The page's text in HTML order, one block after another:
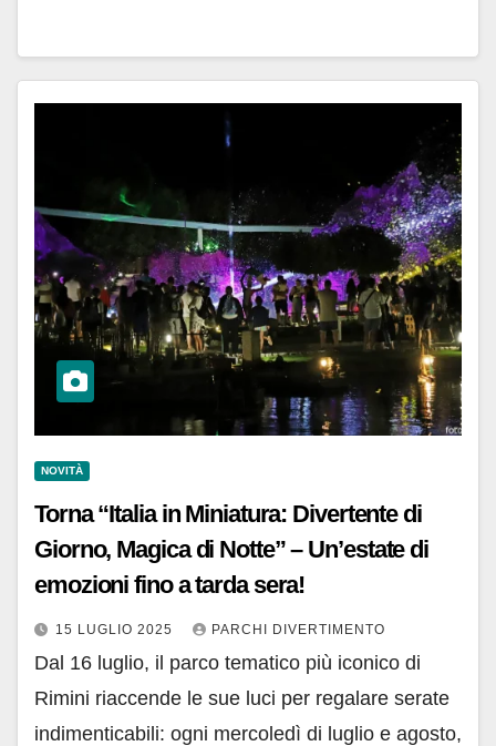
NOVITÀ
Torna “Italia in Miniatura: Divertente di
Giorno, Magica di Notte” – Un’estate di
emozioni fino a tarda sera!
15 LUGLIO 2025 PARCHI DIVERTIMENTO
Dal 16 luglio, il parco tematico più iconico di
Rimini riaccende le sue luci per regalare serate
indimenticabili: ogni mercoledì di luglio e agosto,